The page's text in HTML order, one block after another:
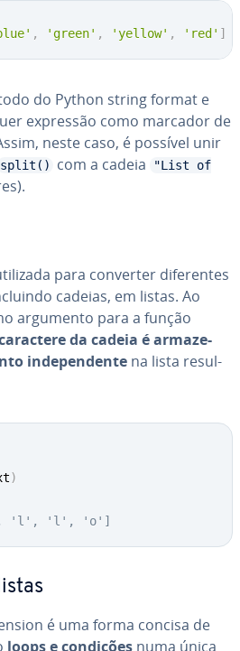
, 'green' , 'yellow' , 'red' ]
do Python string format e
expressão como marcador de
neste caso, é possível unir
split() com a cadeia
"List of
para converter di­fe­ren­tes
cadeias, em listas. Ao
argumento para a função
da cadeia é ar­ma­ze­
in­de­pen­dente na lista re­sul­
)
'l', 'l', 'o']
é uma forma concisa de
loops e condições numa única